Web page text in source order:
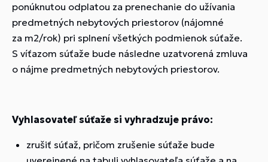
ponúknutou odplatou za prenechanie do užívania
predmetných nebytových priestorov (nájomné
za m2/rok) pri splnení všetkých podmienok súťaže.
S víťazom súťaže bude následne uzatvorená zmluva
o nájme predmetných nebytových priestorov.
Vyhlasovateľ súťaže si vyhradzuje právo:
zrušiť súťaž, pričom zrušenie súťaže bude